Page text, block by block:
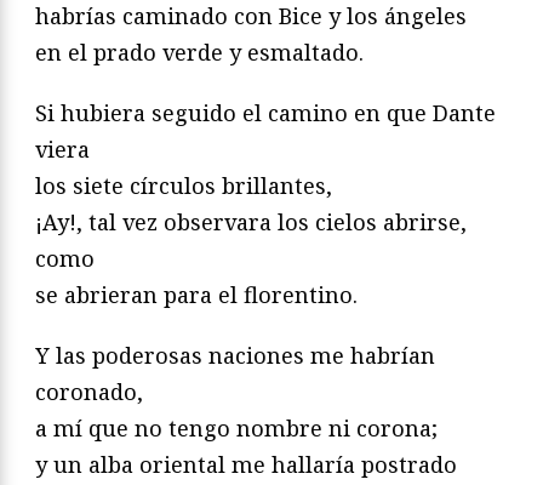
habrías caminado con Bice y los ángeles
en el prado verde y esmaltado.
Si hubiera seguido el camino en que Dante
viera
los siete círculos brillantes,
¡Ay!, tal vez observara los cielos abrirse,
como
se abrieran para el florentino.
Y las poderosas naciones me habrían
coronado,
a mí que no tengo nombre ni corona;
y un alba oriental me hallaría postrado